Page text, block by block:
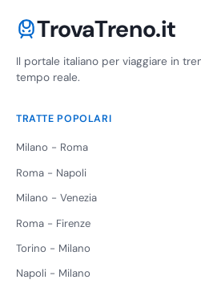
TrovaTreno.it
Il portale italiano per viaggiare in
tempo reale.
TRATTE POPOLARI
Milano - Roma
Roma - Napoli
Milano - Venezia
Roma - Firenze
Torino - Milano
Napoli - Milano